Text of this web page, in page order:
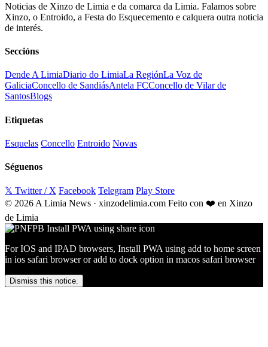
Noticias de Xinzo de Limia e da comarca da Limia. Falamos sobre
Xinzo, o Entroido, a Festa do Esquecemento e calquera outra noticia
de interés.
Seccións
Dende A LimiaDiario do LimiaLa RegiónLa Voz de
GaliciaConcello de SandiásAntela FCConcello de Vilar de
SantosBlogs
Etiquetas
Esquelas Concello Entroido Novas
Séguenos
𝕏 Twitter / X Facebook Telegram Play Store
© 2026 A Limia News · xinzodelimia.com Feito con ❤️ en Xinzo
de Limia
For IOS and IPAD browsers, Install PWA using add to home screen
in ios safari browser or add to dock option in macos safari browser
Dismiss this notice.